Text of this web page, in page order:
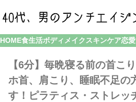
HOME食生活ボディメイク スキンケア恋愛
【6分】毎晩寝る前の首こ
ホ首、肩こり、睡眠不足の
す！ピラティス・ストレッ